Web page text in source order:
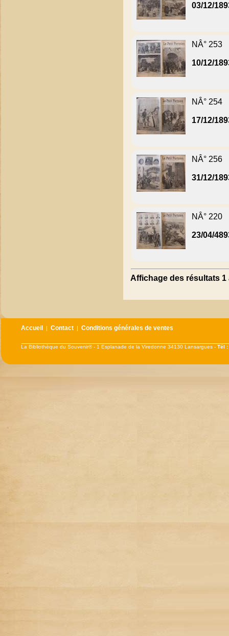
03/12/
NÂ° 253
10/12/
NÂ° 254
17/12/
NÂ° 256
31/12/
NÂ° 220
23/04/
Affichage des résultats 1
Accueil |Contact |Conditions générales de ventes
La Bibliothèque du Souvenir® - 1 Esplanade de la Viredonne 34130 Lansargues -Tél